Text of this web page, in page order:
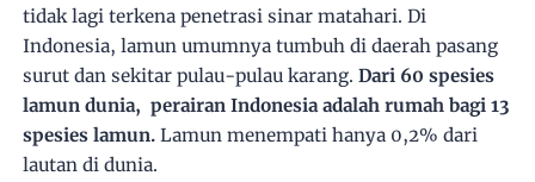
tidak lagi terkena penetrasi sinar matahari. Di
Indonesia, lamun umumnya tumbuh di daerah pasang
surut dan sekitar pulau-pulau karang.Dari 60 spesies
lamun dunia, perairan Indonesia adalah rumah bagi 13
spesies lamun.Lamun menempati hanya 0,2% dari
lautan di dunia.